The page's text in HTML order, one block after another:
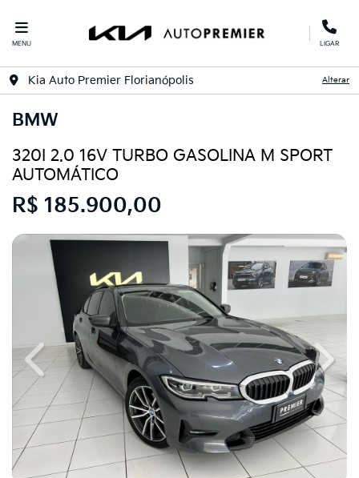
MENU LIGAR
Kia Auto Premier Florianópolis Alterar
BMW
320I 2.0 16V TURBO GASOLINA M SPORT
AUTOMÁTICO
R$ 185.900,00
Previous Next